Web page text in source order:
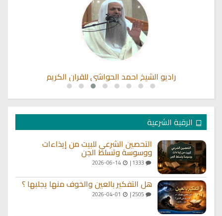
راديو الشيخ احمد الحواشي للقران الكريم
الرقية الشرعية
التحصين الشرعي للبيت من إيذاءات
ووسوسة وتسلط الجن
2026-06-14
هل التفكير بالعين والخوف منها يجلبها ؟